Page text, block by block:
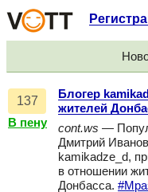
137
В пену
Блогер
жителей
cont.ws —
Дмитрий
kamikadze_d,
в отношении
Донбасса.